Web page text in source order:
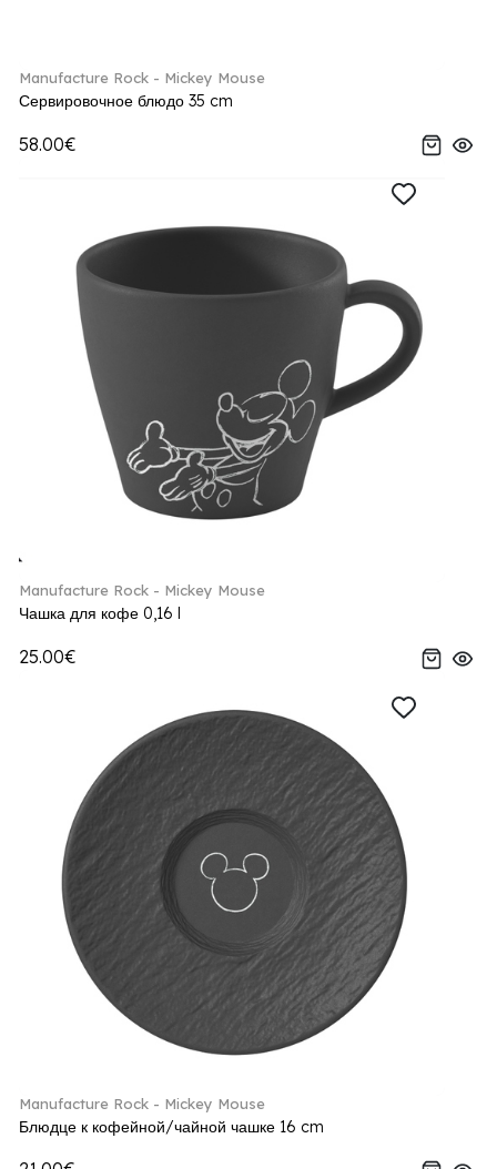
Manufacture Rock - Mickey Mouse
Сервировочное блюдо 35 cm
58.00€
Manufacture Rock - Mickey Mouse
Чашка для кофе 0,16 l
25.00€
Manufacture Rock - Mickey Mouse
Блюдце к кофейной/чайной чашке 16 cm